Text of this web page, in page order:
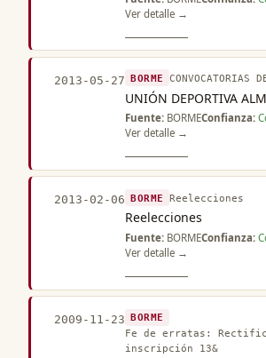
Ver detalle →
2013-05-27 BORME CONVOCATORIAS
UNIÓN DEPORTIVA
Fuente: BORMEConfianza:
Ver detalle →
2013-02-06 BORME Reelecciones
Reelecciones
Fuente: BORMEConfianza:
Ver detalle →
2009-11-23 BORME
Fe de erratas:
inscripción 13&